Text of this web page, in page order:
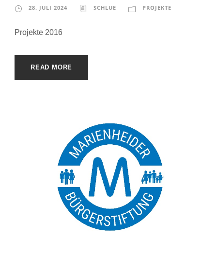
28. JULI 2024 SCHLUE PROJEKTE
Projekte 2016
READ MORE